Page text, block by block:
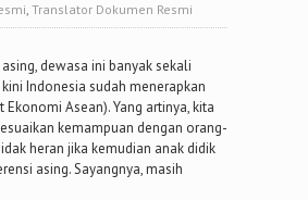
, Translator Dokumen Resmi
dewasa ini banyak sekali
Indonesia sudah menerapkan
Ekonomi Asean). Yang artinya, kita
kemampuan dengan orang-
heran jika kemudian anak didik
asing. Sayangnya, masih